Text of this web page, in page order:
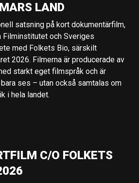
LAND
satsning på kort dokumentärfilm,
Filminstitutet och Sveriges
med Folkets Bio, särskilt
2026. Filmerna är producerade av
starkt eget filmspråk och är
ses – utan också samtalas om
i hela landet.
C/O FOLKETS